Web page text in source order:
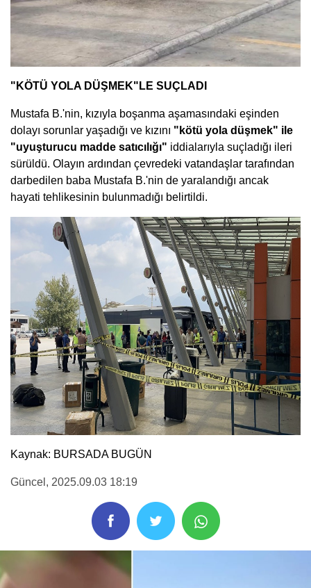
"KÖTÜ YOLA DÜŞMEK"LE SUÇLADI
Mustafa B.'nin, kızıyla boşanma aşamasındaki eşinden
dolayı sorunlar yaşadığı ve kızını "kötü yola düşmek" ile
"uyuşturucu madde satıcılığı" iddialarıyla suçladığı ileri
sürüldü. Olayın ardından çevredeki vatandaşlar tarafından
darbedilen baba Mustafa B.'nin de yaralandığı ancak
hayati tehlikesinin bulunmadığı belirtildi.
Kaynak: BURSADA BUGÜN
Güncel , 2025.09.03 18:19